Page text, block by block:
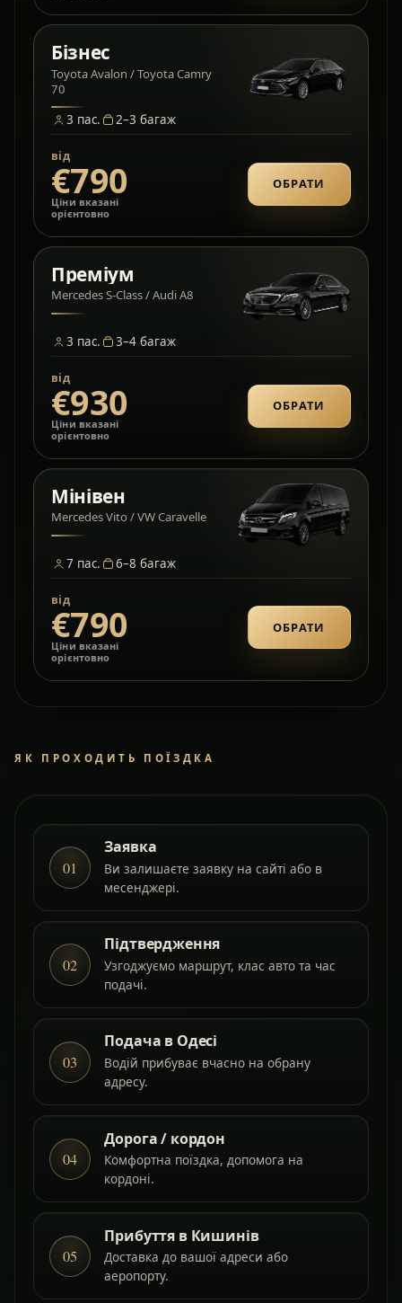
Бізнес
Toyota Avalon / Toyota Camry
70
3 пас. 2–3 багаж
від
€790
Ціни вказані
орієнтовно
ОБРАТИ
Преміум
Mercedes S-Class / Audi A8
3 пас. 3–4 багаж
від
€930
Ціни вказані
орієнтовно
ОБРАТИ
Мінівен
Mercedes Vito / VW Caravelle
7 пас. 6–8 багаж
від
€790
Ціни вказані
орієнтовно
ОБРАТИ
ЯК ПРОХОДИТЬ ПОЇЗДКА
01
Заявка
Ви залишаєте заявку на сайті або в
месенджері.
02
Підтвердження
Узгоджуємо маршрут, клас авто та час
подачі.
03
Подача в Одесі
Водій прибуває вчасно на обрану
адресу.
04
Дорога / кордон
Комфортна поїздка, допомога на
кордоні.
05
Прибуття в Кишинів
Доставка до вашої адреси або
аеропорту.